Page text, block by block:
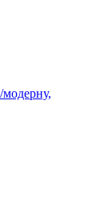
модерну,